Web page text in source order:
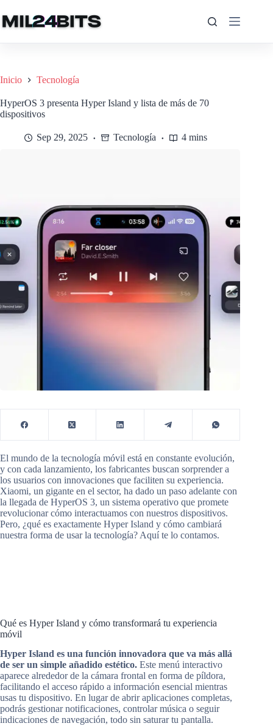
al
contenido
Inicio Tecnología
HyperOS 3 presenta Hyper Island y lista de más de 70
dispositivos
Sep 29, 2025 Tecnología 4 mins
El mundo de la tecnología móvil está en constante evolución,
y con cada lanzamiento, los fabricantes buscan sorprender a
los usuarios con innovaciones que faciliten su experiencia.
Xiaomi, un gigante en el sector, ha dado un paso adelante con
la llegada de HyperOS 3, un sistema operativo que promete
revolucionar cómo interactuamos con nuestros dispositivos.
Pero, ¿qué es exactamente Hyper Island y cómo cambiará
nuestra forma de usar la tecnología? Aquí te lo contamos.
Qué es Hyper Island y cómo transformará tu experiencia
móvil
Hyper Island es una función innovadora que va más allá
de ser un simple añadido estético. Este menú interactivo
aparece alrededor de la cámara frontal en forma de píldora,
facilitando el acceso rápido a información esencial mientras
usas tu dispositivo. En lugar de abrir aplicaciones completas,
podrás gestionar notificaciones, controlar música o seguir
indicaciones de navegación, todo sin saturar tu pantalla.